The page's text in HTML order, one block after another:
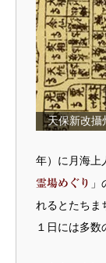
天保新改攝
年）に月海上
霊場めぐり
れるとたちま
１日には多数